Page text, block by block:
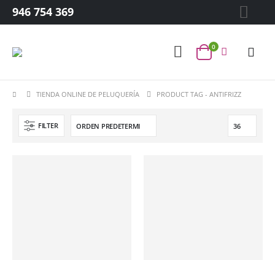
946 754 369
0
TIENDA ONLINE DE PELUQUERÍA PRODUCT TAG -ANTIFRIZZ
FILTER